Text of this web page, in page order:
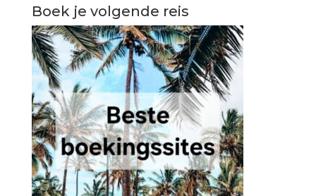
Boek je volgende reis